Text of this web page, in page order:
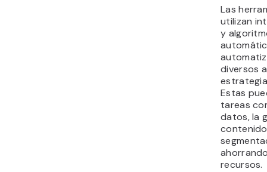
Las
utilizan
y
diversos
Estas
tareas
datos, la
recursos.